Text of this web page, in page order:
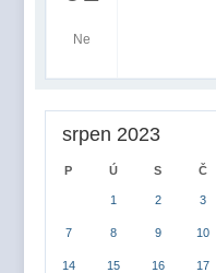
Ne
srpen 2023
P Ú S Č
1 2 3
7 8 9 10
14 15 16 17